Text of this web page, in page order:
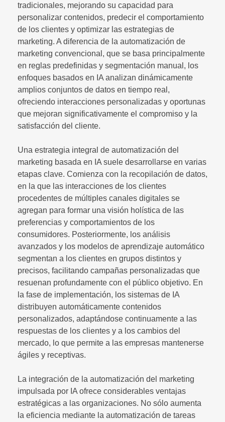
tradicionales, mejorando su capacidad para
personalizar contenidos, predecir el comportamiento
de los clientes y optimizar las estrategias de
marketing. A diferencia de la automatización de
marketing convencional, que se basa principalmente
en reglas predefinidas y segmentación manual, los
enfoques basados en IA analizan dinámicamente
amplios conjuntos de datos en tiempo real,
ofreciendo interacciones personalizadas y oportunas
que mejoran significativamente el compromiso y la
satisfacción del cliente.
Una estrategia integral de automatización del
marketing basada en IA suele desarrollarse en varias
etapas clave. Comienza con la recopilación de datos,
en la que las interacciones de los clientes
procedentes de múltiples canales digitales se
agregan para formar una visión holística de las
preferencias y comportamientos de los
consumidores. Posteriormente, los análisis
avanzados y los modelos de aprendizaje automático
segmentan a los clientes en grupos distintos y
precisos, facilitando campañas personalizadas que
resuenan profundamente con el público objetivo. En
la fase de implementación, los sistemas de IA
distribuyen automáticamente contenidos
personalizados, adaptándose continuamente a las
respuestas de los clientes y a los cambios del
mercado, lo que permite a las empresas mantenerse
ágiles y receptivas.
La integración de la automatización del marketing
impulsada por IA ofrece considerables ventajas
estratégicas a las organizaciones. No sólo aumenta
la eficiencia mediante la automatización de tareas